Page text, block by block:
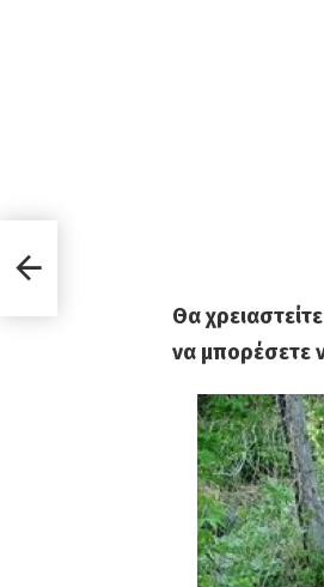
Θα
να μπορέσετε